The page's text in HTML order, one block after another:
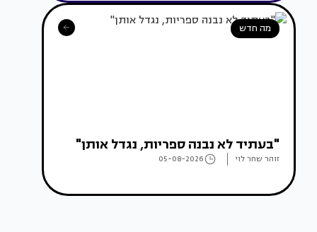
מה חדש
"בעתיד לא נבנה ספריות, נגדל אותן"
זוהר שחר לוי 05-08-2026